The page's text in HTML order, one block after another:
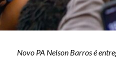
Novo PA Nelson Barros é